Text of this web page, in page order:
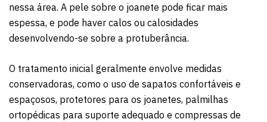
nessa área. A pele sobre o joanete pode ficar mais
espessa, e pode haver calos ou calosidades
desenvolvendo-se sobre a protuberância.
O tratamento inicial geralmente envolve medidas
conservadoras, como o uso de sapatos confortáveis e
espaçosos, protetores para os joanetes, palmilhas
ortopédicas para suporte adequado e compressas de